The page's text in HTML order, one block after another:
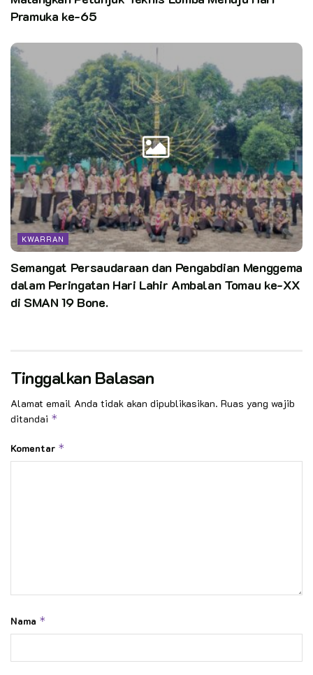
Pramuka ke-65
KWARRAN
Semangat Persaudaraan dan Pengabdian Menggema
dalam Peringatan Hari Lahir Ambalan Tomau ke-XX
di SMAN 19 Bone.
Tinggalkan Balasan
Alamat email Anda tidak akan dipublikasikan. Ruas yang wajib
ditandai *
Komentar *
Nama *